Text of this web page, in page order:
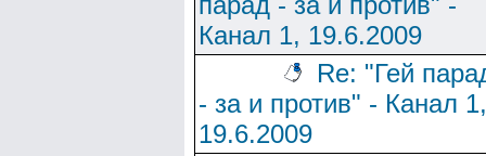
Канал 1, 19.6.2009
Re: "Гей
- за и против" - Канал 1,
19.6.2009